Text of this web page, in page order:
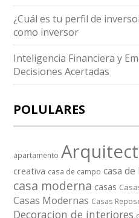
¿Cuál es tu perfil de
como inversor
Inteligencia Financiera y
Decisiones Acertadas
POLULARES
apartamento
creativa casa de campo casa de
casa moderna casas
Casas Modernas Casas
Decoracion de interiores